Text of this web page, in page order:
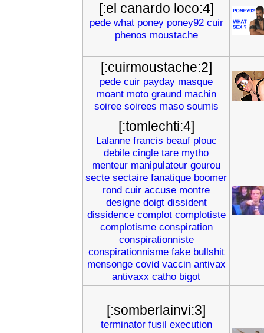
[:el canardo loco:4]
pede what poney poney92 cuir
phenos moustache
[:cuirmoustache:2]
pede cuir payday masque
moant moto graund machin
soiree soirees maso soumis
[:tomlechti:4]
Lalanne francis beauf plouc
debile cingle tare mytho
menteur manipulateur gourou
secte sectaire fanatique boomer
rond cuir accuse montre
designe doigt dissident
dissidence complot complotiste
complotisme conspiration
conspirationniste
conspirationnisme fake bullshit
mensonge covid vaccin antivax
antivaxx catho bigot
[:somberlainvi:3]
terminator fusil execution